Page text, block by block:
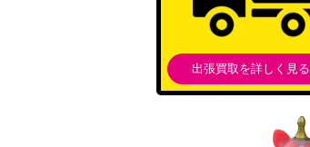
出張買取を詳しく見る